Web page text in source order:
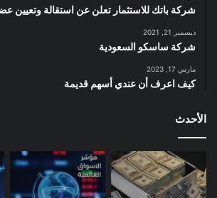
شركة باتك للاستثمار تعلن عن استقالة وتعيين
ديسمبر 21, 2021
شركة ساسكو السعودية
مارس 17, 2023
كيف اعرف أن عندي أسهم قديمة
الأحدث